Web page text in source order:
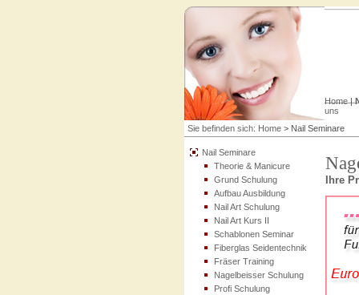
Home|
uns
Sie befinden sich: Home >Nail Seminare
Nail Seminare
Theorie & Manicure
Grund Schulung
Aufbau Ausbildung
Nail Art Schulung
Nail Art Kurs II
Schablonen Seminar
Fiberglas Seidentechnik
Fräser Training
Nagelbeisser Schulung
Profi Schulung
Ihre